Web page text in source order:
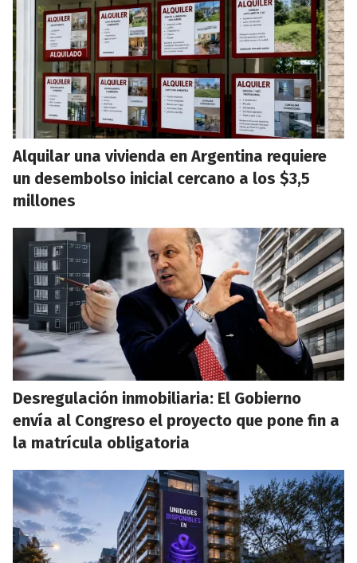
Alquilar una vivienda en Argentina requiere
un desembolso inicial cercano a los $3,5
millones
Desregulación inmobiliaria: El Gobierno
envía al Congreso el proyecto que pone fin a
la matrícula obligatoria